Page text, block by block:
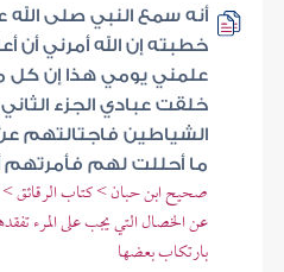
أنه سمع النبي صلى
خطبته إن الله أمرني
علمني يومي هذا إن كل
خلقت عبادي الجزء
الشياطين فاجتالتهم
ما أحللت لهم فأمرتهم
صحيح ابن حبان > كتاب الرقائق
عن الخصال التي يجب على المرء
بارتكاب بعضها